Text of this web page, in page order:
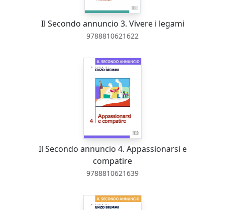
Il Secondo annuncio 3. Vivere i legami
9788810621622
Il Secondo annuncio 4. Appassionarsi e
compatire
9788810621639